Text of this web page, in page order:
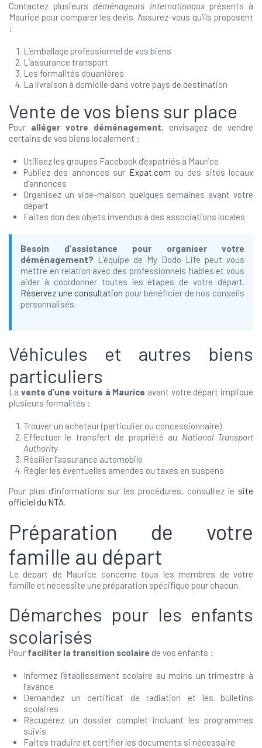
Contactez plusieurs déménageurs internationauxprésents à
Maurice pour comparer les devis. Assurez-vous qu’ils proposent
:
L’emballage professionnel de vos biens
L’assurance transport
Les formalités douanières
La livraison à domicile dans votre pays de destination
Vente de vos biens sur place
Pour alléger votre déménagement, envisagez de vendre
certains de vos biens localement :
Utilisez les groupes Facebook d’expatriés à Maurice
Publiez des annonces sur Expat.com ou des sites locaux
d’annonces
Organisez un vide-maison quelques semaines avant votre
départ
Faites don des objets invendus à des associations locales
Besoin d’assistance pour organiser votre
déménagement? L’équipe de My Dodo Life peut vous
mettre en relation avec des professionnels fiables et vous
aider à coordonner toutes les étapes de votre départ.
Réservez une consultation pour bénéficier de nos conseils
personnalisés.
Véhicules et autres biens
particuliers
La vente d’une voiture à Maurice avant votre départ implique
plusieurs formalités :
Trouver un acheteur (particulier ou concessionnaire)
Effectuer le transfert de propriété au National Transport
Authority
Résilier l’assurance automobile
Régler les éventuelles amendes ou taxes en suspens
Pour plus d’informations sur les procédures, consultez le site
officiel du NTA.
Préparation de votre
famille au départ
Le départ de Maurice concerne tous les membres de votre
famille et nécessite une préparation spécifique pour chacun.
Démarches pour les enfants
scolarisés
Pour faciliter la transition scolaire de vos enfants :
Informez l’établissement scolaire au moins un trimestre à
l’avance
Demandez un certificat de radiation et les bulletins
scolaires
Récupérez un dossier complet incluant les programmes
suivis
Faites traduire et certifier les documents si nécessaire